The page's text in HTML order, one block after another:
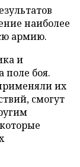
наиболее
армию.
и
поле боя.
их
смогут